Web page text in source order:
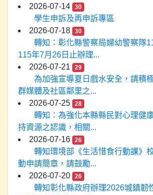
2026-07-14
30
學生申訴及再申訴專區
2026-07-18
30
轉知：彰化縣警察局婦幼警察隊
115年7月26日止辦理...
2026-07-21
29
為加強宣導夏日戲水安全，請積
群媒體及社區鄰里之...
2026-07-25
28
轉知：為強化本縣縣民對心理健
持資源之認識，相關...
2026-07-16
26
轉知環境部《生活惜食行動課》
動申請簡章，請鼓勵...
2026-07-20
26
轉知彰化縣政府辦理2026城鎮韌